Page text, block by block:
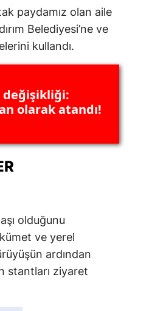
paydamız olan aile
Belediyesi’ne ve
kullandı.
olarak atandı!
olduğunu
ve yerel
ardından
stantları ziyaret